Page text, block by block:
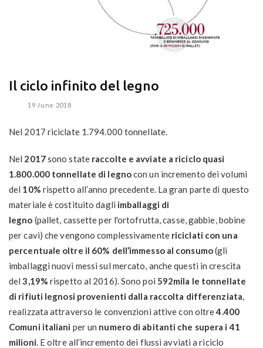
Il ciclo infinito del legno
19 June 2018
Nel 2017 riciclate 1.794.000 tonnellate.
Nel 2017sono state raccolte e avviate a riciclo quasi
1.800.000 tonnellate di legnocon un incremento dei volumi
del 10% rispetto all’anno precedente. La gran parte di questo
materiale è costituito dagli imballaggi di
legno (pallet, cassette per l'ortofrutta,casse, gabbie,bobine
per cavi) che vengono complessivamente riciclati con una
percentuale oltre il 60% dell’immesso al consumo(gli
imballaggi nuovi messi sul mercato, anche questi in crescita
del3,19% rispetto al 2016). Sono poi 592mila le tonnellate
di rifiuti legnosi provenienti dalla raccolta differenziata,
realizzata attraverso le convenzioni attive con oltre4.400
Comuni italiani per un numero di abitanti che supera i 41
milioni. E oltre all’incremento dei flussi avviati a riciclo